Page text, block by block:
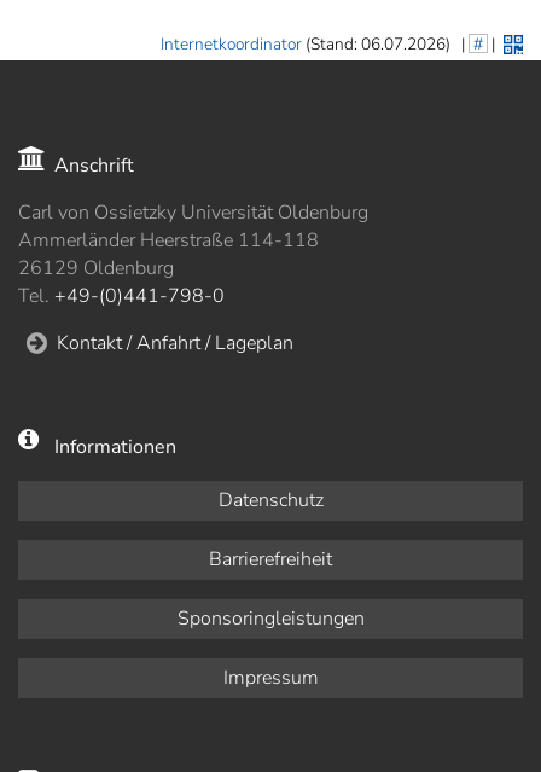
Internetkoordinator(Stand: 06.07.2026) | # |
Anschrift
Carl von Ossietzky Universität Oldenburg
Ammerländer Heerstraße 114-118
26129 Oldenburg
Tel. +49-(0)441-798-0
Kontakt / Anfahrt / Lageplan
Informationen
Datenschutz
Barrierefreiheit
Sponsoringleistungen
Impressum